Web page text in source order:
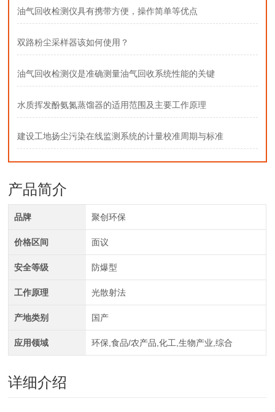
油气回收检测仪具有携带方便，操作简单等优点
双路粉尘采样器该如何使用？
油气回收检测仪是准确测量油气回收系统性能的关键
水质挥发酚氨氮蒸馏器的适用范围及主要工作原理
建设工地扬尘污染在线监测系统的计量校准周期与标准
产品简介
品牌 聚创环保
价格区间 面议
安全等级 防爆型
工作原理 光散射法
产地类别 国产
应用领域 环保,食品/农产品,化工,生物产业,综合
详细介绍